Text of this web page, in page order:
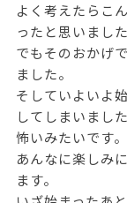
よく考えたらこ
ったと思いました
でもそのおかげ
ました。
そしていよいよ
してしまいました
怖いみたいです。
あんなに楽しみ
ます。